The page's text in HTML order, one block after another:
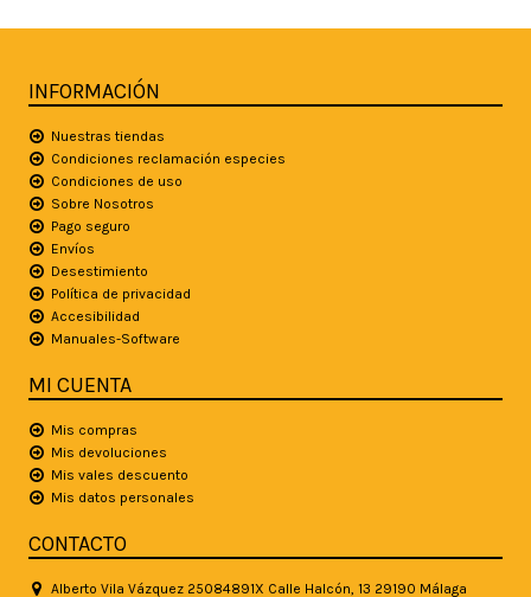
INFORMACIÓN
Nuestras tiendas
Condiciones reclamación especies
Condiciones de uso
Sobre Nosotros
Pago seguro
Envíos
Desestimiento
Política de privacidad
Accesibilidad
Manuales-Software
MI CUENTA
Mis compras
Mis devoluciones
Mis vales descuento
Mis datos personales
CONTACTO
Alberto Vila Vázquez 25084891X Calle Halcón, 13 29190 Málaga